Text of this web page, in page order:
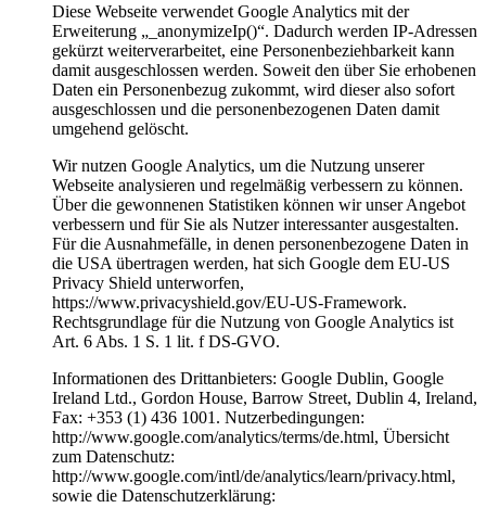
Diese Webseite verwendet Google Analytics mit der
Erweiterung „_anonymizeIp()“. Dadurch werden IP-Adressen
gekürzt weiterverarbeitet, eine Personenbeziehbarkeit kann
damit ausgeschlossen werden. Soweit den über Sie erhobenen
Daten ein Personenbezug zukommt, wird dieser also sofort
ausgeschlossen und die personenbezogenen Daten damit
umgehend gelöscht.
Wir nutzen Google Analytics, um die Nutzung unserer
Webseite analysieren und regelmäßig verbessern zu können.
Über die gewonnenen Statistiken können wir unser Angebot
verbessern und für Sie als Nutzer interessanter ausgestalten.
Für die Ausnahmefälle, in denen personenbezogene Daten in
die USA übertragen werden, hat sich Google dem EU-US
Privacy Shield unterworfen,
https://www.privacyshield.gov/EU-US-Framework.
Rechtsgrundlage für die Nutzung von Google Analytics ist
Art. 6 Abs. 1 S. 1 lit. f DS-GVO.
Informationen des Drittanbieters: Google Dublin, Google
Ireland Ltd., Gordon House, Barrow Street, Dublin 4, Ireland,
Fax: +353 (1) 436 1001. Nutzerbedingungen:
http://www.google.com/analytics/terms/de.html, Übersicht
zum Datenschutz:
http://www.google.com/intl/de/analytics/learn/privacy.html,
sowie die Datenschutzerklärung: